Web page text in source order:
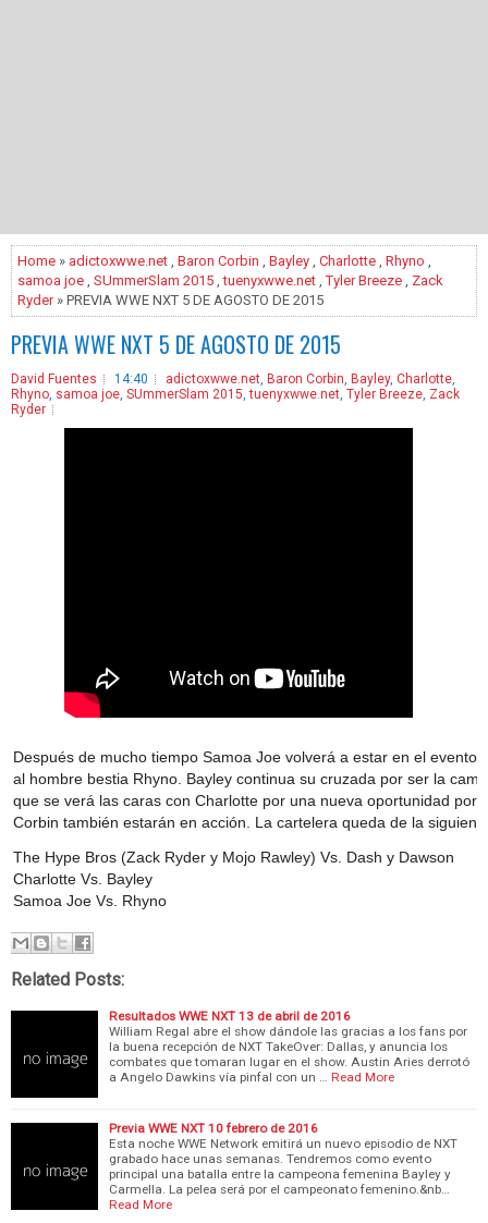
Home » adictoxwwe.net , Baron Corbin , Bayley , Charlotte , Rhyno ,
samoa joe , SUmmerSlam 2015 ,tuenyxwwe.net ,Tyler Breeze , Zack
Ryder» PREVIA WWE NXT 5 DE AGOSTO DE 2015
PREVIA WWE NXT 5 DE AGOSTO DE 2015
David Fuentes 14:40 adictoxwwe.net, Baron Corbin, Bayley, Charlotte,
Rhyno, samoa joe, SUmmerSlam 2015,tuenyxwwe.net, Tyler Breeze, Zack
Ryder
Después de mucho tiempo Samoa Joe volverá a estar en el evento
al hombre bestia Rhyno. Bayley continua su cruzada por ser la
que se verá las caras con Charlotte por una nueva oportunidad por
Corbin también estarán en acción. La cartelera queda de la
The Hype Bros (Zack Ryder y Mojo Rawley) Vs. Dash y Dawson
Charlotte Vs. Bayley
Samoa Joe Vs. Rhyno
Related Posts:
Resultados WWE NXT 13 de abril de 2016
William Regal abre el show dándole las gracias a los fans por
la buena recepción de NXT TakeOver: Dallas, y anuncia los
combates que tomaran lugar en el show. Austin Aries derrotó
a Angelo Dawkins vía pinfal con un …
Read More
Previa WWE NXT 10 febrero de 2016
Esta noche WWE Network emitirá un nuevo episodio de NXT
grabado hace unas semanas. Tendremos como evento
principal una batalla entre la campeona femenina Bayley y
Carmella. La pelea será por el campeonato femenino.&nb…
Read More